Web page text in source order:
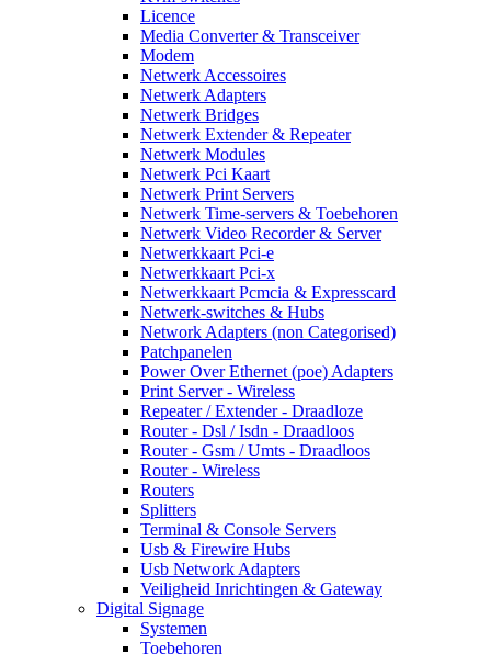
Licence
Media Converter & Transceiver
Modem
Netwerk Accessoires
Netwerk Adapters
Netwerk Bridges
Netwerk Extender & Repeater
Netwerk Modules
Netwerk Pci Kaart
Netwerk Print Servers
Netwerk Time-servers & Toebehoren
Netwerk Video Recorder & Server
Netwerkkaart Pci-e
Netwerkkaart Pci-x
Netwerkkaart Pcmcia & Expresscard
Netwerk-switches & Hubs
Network Adapters (non Categorised)
Patchpanelen
Power Over Ethernet (poe) Adapters
Print Server - Wireless
Repeater / Extender - Draadloze
Router - Dsl / Isdn - Draadloos
Router - Gsm / Umts - Draadloos
Router - Wireless
Routers
Splitters
Terminal & Console Servers
Usb & Firewire Hubs
Usb Network Adapters
Veiligheid Inrichtingen & Gateway
Digital Signage
Systemen
Toebehoren